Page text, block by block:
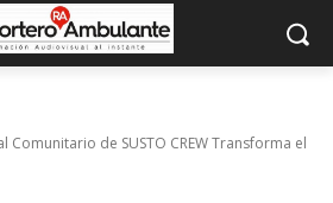
Comunitario de SUSTO CREW Transforma el